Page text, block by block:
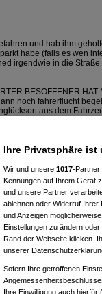
und hab ihm
habe (falls es wen
irgendwie in die
BESOFFENER HAT
noch fahrerflucht
aus dem
" Ich hab ein Alk-
hätten hät ich woll a
Ihre Privatsphäre ist
Wir und unsere 1017-Partner
Kennungen auf Ihrem Gerät
und unsere Partner
ablehnen oder Widerruf Ihrer
und Anzeigen
Einstellungen zu ändern
Rand der Webseite klicken.
unserer
Sofern Ihre getroffenen
Ihre Einwilligung auch